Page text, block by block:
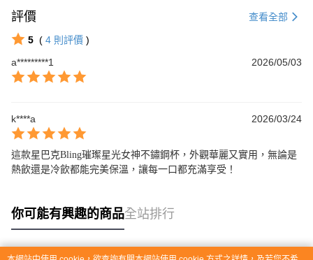
評價 查看全部
5 ( 4 則評價 )
a*********1
2026/05/03
k****a 2026/03/24
這款星巴克Bling璀璨星光女神不鏽鋼杯，外觀華麗又實用，無論是
熱飲還是冷飲都能完美保溫，讓每一口都充滿享受！
你可能有興趣的商品全站排行